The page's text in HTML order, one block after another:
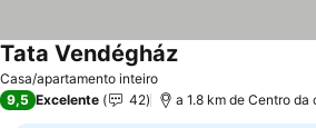
Casa/apartamento inteiro
Tata Vendégház
9,5 Excelente 42 a 1.8 km de Centro da